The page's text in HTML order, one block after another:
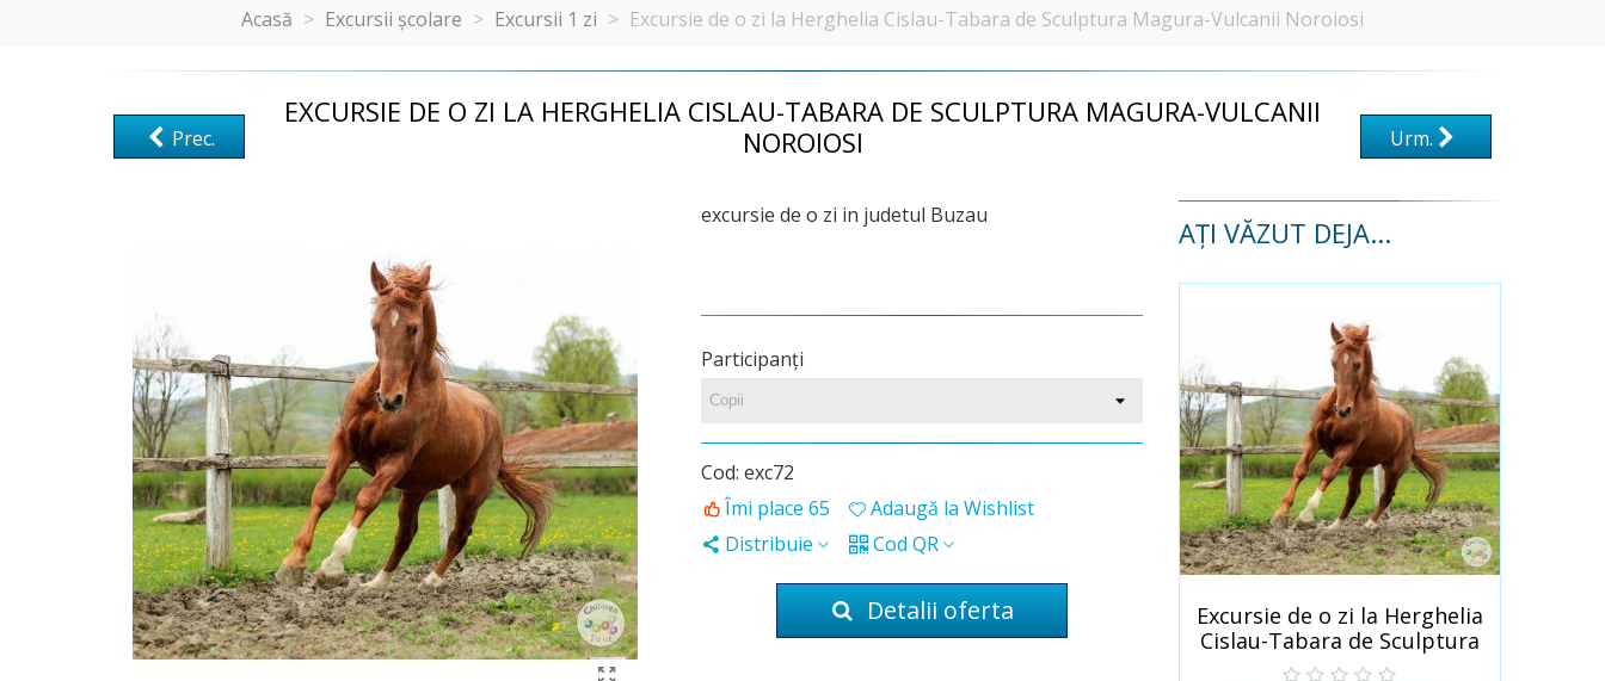
Acasă > Excursii școlare > Excursii 1 zi > Excursie de o zi la Herghelia Cislau-Tabara de Sculptura Magura-Vulcanii Noroiosi
Prec.
EXCURSIE DE O ZI LA HERGHELIA CISLAU-TABARA DE SCULPTURA MAGURA-VULCANII
NOROIOSI
Urm.
excursie de o zi in judetul Buzau
Participanţi
Cod: exc72
Îmi place 65
Adaugă la Wishlist
Distribuie
Cod QR
Detalii oferta
AȚI VĂZUT DEJA...
Excursie de o zi la Herghelia
Cislau-Tabara de Sculptura
Magura-Vulcanii Noroiosi